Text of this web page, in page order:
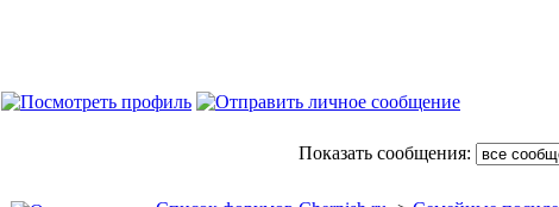
Показать сообщения: